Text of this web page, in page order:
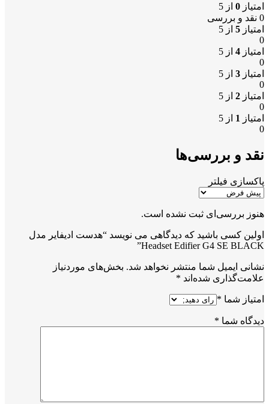
امتیاز 0 از 5
0 نقد و بررسی
امتیاز 5 از 5
0
امتیاز 4 از 5
0
امتیاز 3 از 5
0
امتیاز 2 از 5
0
امتیاز 1 از 5
0
نقد و بررسی‌ها
پاکسازی فیلتر
هنوز بررسی‌ای ثبت نشده است.
اولین کسی باشید که دیدگاهی می نویسد “هدست ادیفایر مدل
Headset Edifier G4 SE BLACK”
نشانی ایمیل شما منتشر نخواهد شد. بخش‌های موردنیاز
علامت‌گذاری شده‌اند *
امتیاز شما *
دیدگاه شما *